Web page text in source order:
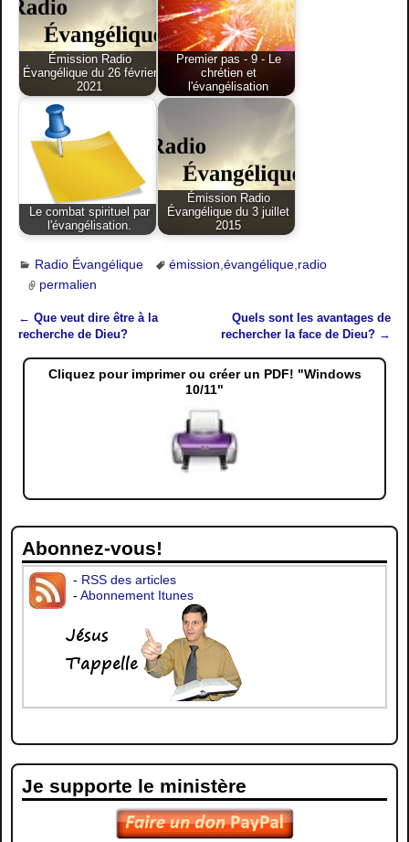
Émission Radio
Évangélique du 26 février
2021
Premier pas - 9 - Le
chrétien et
l'évangélisation
Le combat spirituel par
l'évangélisation.
Émission Radio
Évangélique du 3 juillet
2015
Radio Évangélique émission évangélique, radio
permalien
Navigation des articles
← Que veut dire être à la
recherche de Dieu?
Quels sont les avantages de
rechercher la face de Dieu? →
Cliquez pour imprimer ou créer un PDF! "Windows
10/11"
Abonnez-vous!
- RSS des articles
-Abonnement Itunes
Je supporte le ministère